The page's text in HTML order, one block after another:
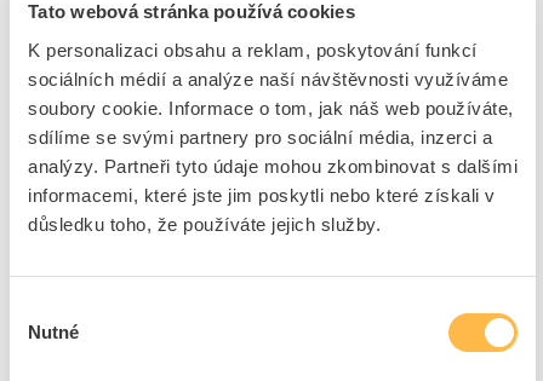
Tato webová stránka používá cookies
K personalizaci obsahu a reklam, poskytování funkcí
sociálních médií a analýze naší návštěvnosti využíváme
soubory cookie. Informace o tom, jak náš web používáte,
sdílíme se svými partnery pro sociální média, inzerci a
analýzy. Partneři tyto údaje mohou zkombinovat s dalšími
informacemi, které jste jim poskytli nebo které získali v
důsledku toho, že používáte jejich služby.
souhlasu
Nutné
Materiál
Plast
Typ upevnění
Zaklapnout
Popis / označování
Indikátor 0 a 1
Průzor/světelná signalizace Ano
RAL číslo (podobné)
9003
Provedení povrchu
Lesklý
Vhodné pro stupeň krytí
IP20
Rázová pevnost
IK04